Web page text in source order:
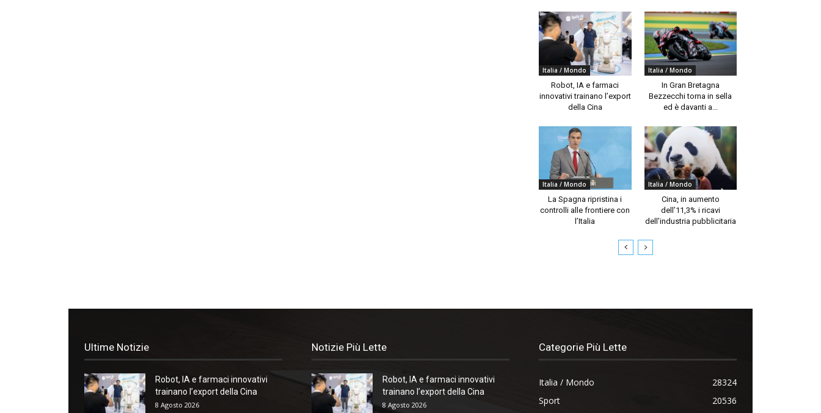
Italia / Mondo
Robot, IA e farmaci
innovativi trainano l’export
della Cina
Italia / Mondo
In Gran Bretagna
Bezzecchi torna in sella
ed è davanti a...
Italia / Mondo
La Spagna ripristina i
controlli alle frontiere con
l’Italia
Italia / Mondo
Cina, in aumento
dell’11,3% i ricavi
dell’industria pubblicitaria
Ultime Notizie
Robot, IA e farmaci innovativi
trainano l’export della Cina
8 Agosto 2026
Notizie Più Lette
Robot, IA e farmaci innovativi
trainano l’export della Cina
8 Agosto 2026
Categorie Più Lette
Italia / Mondo
28324
Sport
20536